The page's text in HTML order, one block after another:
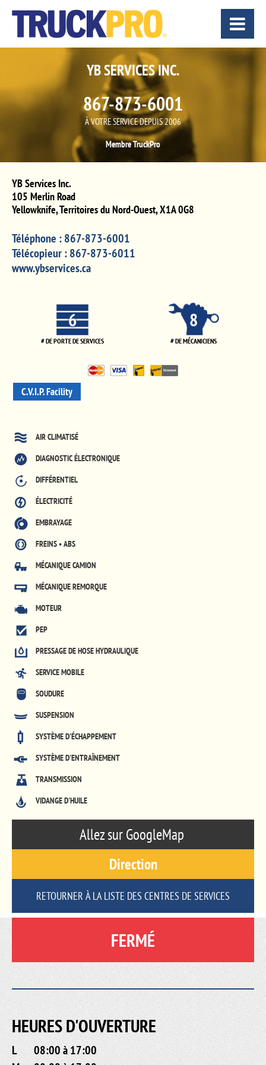
YB SERVICES INC.
867-873-6001
À VOTRE SERVICE DEPUIS 2006
Membre TruckPro
YB Services Inc.
105 Merlin Road
Yellowknife,Territoires du Nord-Ouest,X1A 0G8
Téléphone :867-873-6001
Télécopieur :867-873-6011
www.ybservices.ca
6
# DE PORTE DE SERVICES
8
# DE MÉCANICIENS
C.V.I.P. Facility
AIR CLIMATISÉ
DIAGNOSTIC ÉLECTRONIQUE
DIFFÉRENTIEL
ÉLECTRICITÉ
EMBRAYAGE
FREINS • ABS
MÉCANIQUE CAMION
MÉCANIQUE REMORQUE
MOTEUR
PEP
PRESSAGE DE HOSE HYDRAULIQUE
SERVICE MOBILE
SOUDURE
SUSPENSION
SYSTÈME D'ÉCHAPPEMENT
SYSTÈME D'ENTRAÎNEMENT
TRANSMISSION
VIDANGE D'HUILE
Allez sur GoogleMap
Direction
RETOURNER À LA LISTE DES CENTRES DE SERVICES
FERMÉ
HEURES D'OUVERTURE
L
08:00 à 17:00